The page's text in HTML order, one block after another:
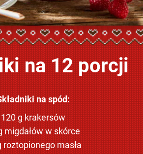
na 12 porcji
na spód:
120 g krakersów
migdałów w skórce
roztopionego masła